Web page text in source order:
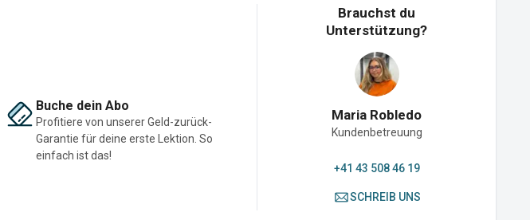
Buche dein Abo
Profitiere von unserer Geld-zurück-
Garantie für deine erste Lektion. So
einfach ist das!
Brauchst du
Unterstützung?
Maria Robledo
Kundenbetreuung
+41 43 508 46 19
SCHREIB UNS